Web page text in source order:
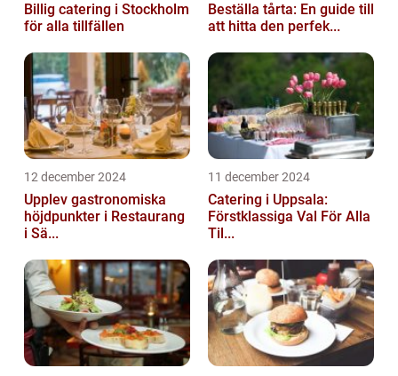
Billig catering i Stockholm
för alla tillfällen
Beställa tårta: En guide till
att hitta den perfek...
12 december 2024
Upplev gastronomiska
höjdpunkter i Restaurang
i Sä...
11 december 2024
Catering i Uppsala:
Förstklassiga Val För Alla
Til...